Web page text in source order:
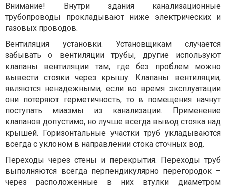
Внимание! Внутри здания канализационные
трубопроводы прокладывают ниже электрических и
газовых проводов.
Вентиляция установки. Установщикам случается
забывать о вентиляции трубы, другие используют
клапаны вентиляции там, где без проблем можно
вывести стояки через крышу. Клапаны вентиляции,
являются ненадежными, если во время эксплуатации
они потеряют герметичность, то в помещения начнут
поступать миазмы из канализации. Применение
клапанов допустимо, но лучше всегда вывод стояка над
крышей. Горизонтальные участки труб укладываются
всегда с уклоном в направлении стока сточных вод.
Переходы через стены и перекрытия. Переходы труб
выполняются всегда перпендикулярно перегородок –
через расположенные в них втулки диаметром